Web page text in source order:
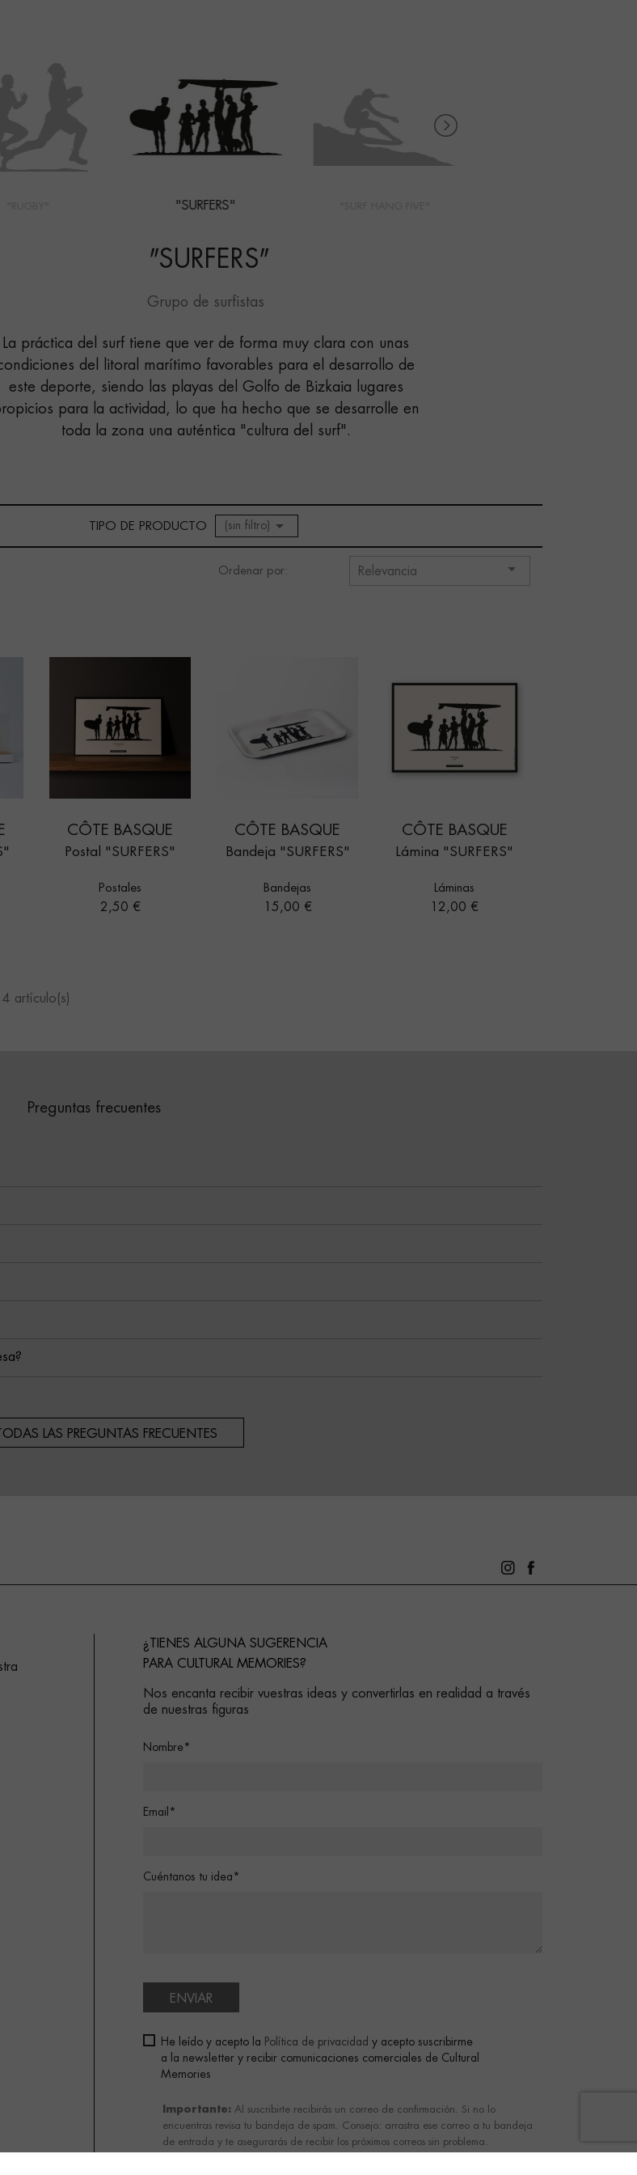
"SURFERS"
"SURFERS"
Grupo de surfistas
La práctica del surf tiene que ver de forma muy clara con unas
del litoral marítimo favorables para el desarrollo de
este deporte, siendo las playas del Golfo de Bizkaia lugares
para la actividad, lo que ha hecho que se desarrolle en
toda la zona una auténtica "cultura del surf".
TIPO DE PRODUCTO (sin filtro) 
Ordenar por: Relevancia 
CÔTE BASQUE
Postal "SURFERS"
Postales
Precio
2,50 €
CÔTE BASQUE
Bandeja "SURFERS"
Bandejas
Precio
15,00 €
CÔTE BASQUE
Lámina "SURFERS"
Láminas
Precio
12,00 €
artículo(s)
Preguntas frecuentes
LAS PREGUNTAS FRECUENTES
¿TIENES ALGUNA SUGERENCIA
PARA CULTURAL MEMORIES?
Nos encanta recibir vuestras ideas y convertirlas en realidad a través
de nuestras figuras
Nombre*
Email*
Cuéntanos tu idea*
ENVIAR
He leído y acepto la Política de privacidad y acepto suscribirme
a la newsletter y recibir comunicaciones comerciales de Cultural
Memories
Importante: Al suscribirte recibirás un correo de confirmación. Si no lo
encuentras revisa tu bandeja de spam. Consejo: arrastra ese correo a tu bandeja
de entrada y te asegurarás de recibir los próximos correos sin problema.